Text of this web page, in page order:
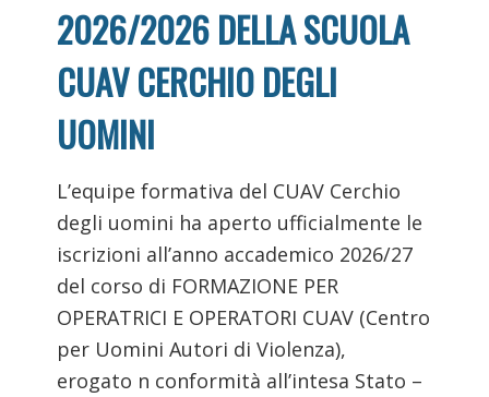
2026/2026 DELLA SCUOLA
CUAV CERCHIO DEGLI
UOMINI
L’equipe formativa del CUAV Cerchio
degli uomini ha aperto ufficialmente le
iscrizioni all’anno accademico 2026/27
del corso di FORMAZIONE PER
OPERATRICI E OPERATORI CUAV (Centro
per Uomini Autori di Violenza),
erogato n conformità all’intesa Stato –